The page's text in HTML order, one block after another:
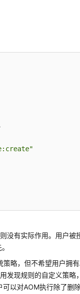
没有实际作用。用户
略，但不希望用户拥
发现规则的自定义策
以对AOM执行除了删